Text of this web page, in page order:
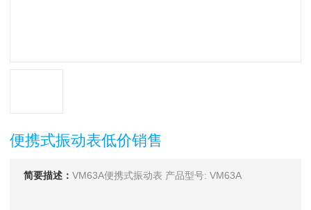
便携式振动表低价销售
简要描述： VM63A便携式振动表 产品型号: VM63A